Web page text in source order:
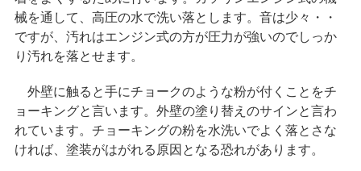
械を通して、高圧の水で洗い落とします。音は少々・・
ですが、汚れはエンジン式の方が圧力が強いのでしっか
り汚れを落とせます。
外壁に触ると手にチョークのような粉が付くことをチ
ョーキングと言います。外壁の塗り替えのサインと言わ
れています。チョーキングの粉を水洗いでよく落とさな
ければ、塗装がはがれる原因となる恐れがあります。